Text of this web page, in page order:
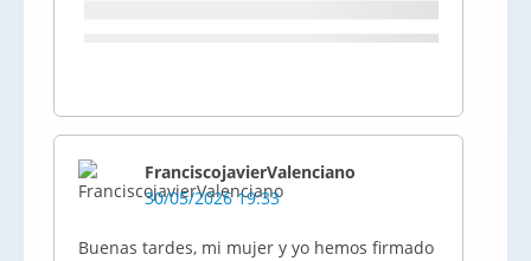
FranciscojavierValenciano
30/05/2026 19:33
Buenas tardes, mi mujer y yo hemos firmado